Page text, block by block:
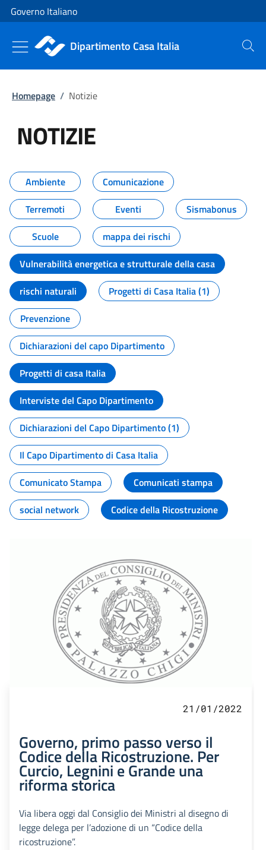
Vai al contenuto
Vai alla navigazione del sito
Governo Italiano
Dipartimento Casa Italia Cerca
Homepage / Notizie
NOTIZIE
Tutti i contenuti della pagina
Ambiente
Comunicazione
Terremoti
Eventi
Sismabonus
Scuole
mappa dei rischi
Vulnerabilità energetica e strutturale della casa
rischi naturali
Progetti di Casa Italia (1)
Prevenzione
Dichiarazioni del capo Dipartimento
Progetti di casa Italia
Interviste del Capo Dipartimento
Dichiarazioni del Capo Dipartimento (1)
Il Capo Dipartimento di Casa Italia
Comunicato Stampa
Comunicati stampa
social network
Codice della Ricostruzione
21/01/2022
Governo, primo passo verso il
Codice della Ricostruzione. Per
Curcio, Legnini e Grande una
riforma storica
Via libera oggi dal Consiglio dei Ministri al disegno di
legge delega per l’adozione di un “Codice della
ricostruzione”.